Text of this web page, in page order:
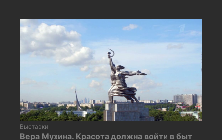
Выставки
Вера Мухина. Красота должна войти в быт